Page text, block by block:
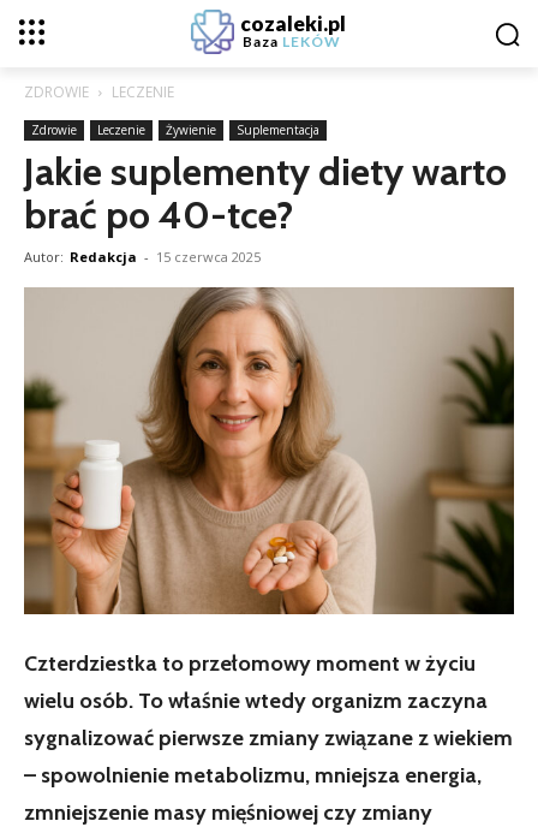
cozaleki.pl
Baza LEKÓW
ZDROWIE LECZENIE
Zdrowie Leczenie Żywienie Suplementacja
Jakie suplementy diety warto
brać po 40-tce?
Autor: Redakcja - 15 czerwca 2025
Czterdziestka to przełomowy moment w życiu
wielu osób. To właśnie wtedy organizm zaczyna
sygnalizować pierwsze zmiany związane z wiekiem
– spowolnienie metabolizmu, mniejsza energia,
zmniejszenie masy mięśniowej czy zmiany